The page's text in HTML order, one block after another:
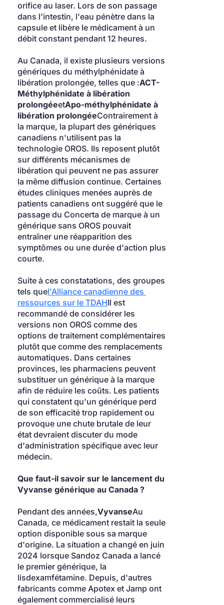
orifice au laser. Lors de son passage
dans l'intestin, l'eau pénètre dans la
capsule et libère le médicament à un
débit constant pendant 12 heures.
Au Canada, il existe plusieurs versions
génériques du méthylphénidate à
libération prolongée, telles que :ACT-
Méthylphénidate à libération
prolongéeetApo-méthylphénidate à
libération prolongéeContrairement à
la marque, la plupart des génériques
canadiens n'utilisent pas la
technologie OROS. Ils reposent plutôt
sur différents mécanismes de
libération qui peuvent ne pas assurer
la même diffusion continue. Certaines
études cliniques menées auprès de
patients canadiens ont suggéré que le
passage du Concerta de marque à un
générique sans OROS pouvait
entraîner une réapparition des
symptômes ou une durée d'action plus
courte.
Suite à ces constatations, des groupes
tels quel'Alliance canadienne des
ressources sur le TDAHIl est
recommandé de considérer les
versions non OROS comme des
options de traitement complémentaires
plutôt que comme des remplacements
automatiques. Dans certaines
provinces, les pharmaciens peuvent
substituer un générique à la marque
afin de réduire les coûts. Les patients
qui constatent qu'un générique perd
de son efficacité trop rapidement ou
provoque une chute brutale de leur
état devraient discuter du mode
d'administration spécifique avec leur
médecin.
Que faut-il savoir sur le lancement du
Vyvanse générique au Canada ?
Pendant des années,VyvanseAu
Canada, ce médicament restait la seule
option disponible sous sa marque
d'origine. La situation a changé en juin
2024 lorsque Sandoz Canada a lancé
le premier générique, la
lisdexamfétamine. Depuis, d'autres
fabricants comme Apotex et Jamp ont
également commercialisé leurs